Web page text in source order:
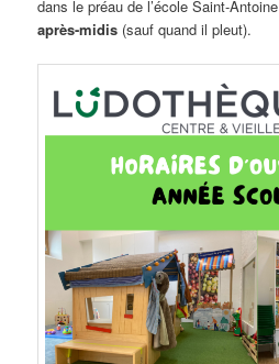
dans le préau de l’école Saint-Antoine
après-midis (sauf quand il pleut).